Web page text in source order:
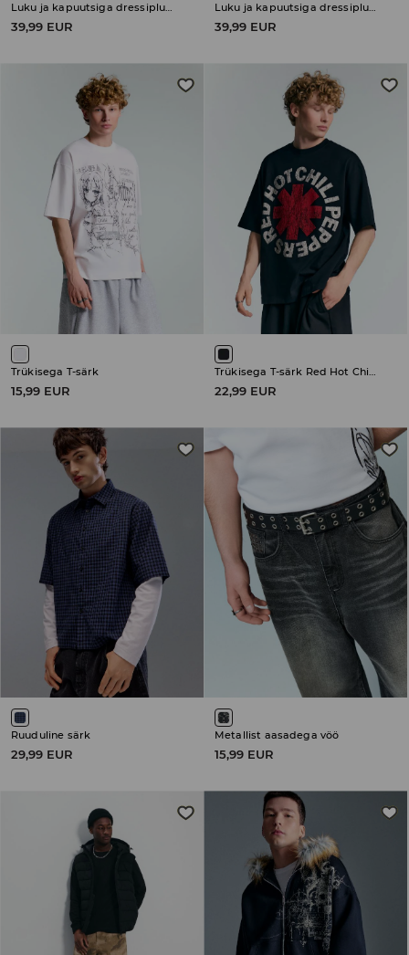
Luku ja kapuutsiga dressipluus
39,99 EUR
Luku ja kapuutsiga dressipluus
39,99 EUR
Trükisega T-särk
15,99 EUR 22,99 EUR
Ruuduline särk
29,99 EUR
Metallist aasadega vöö
15,99 EUR